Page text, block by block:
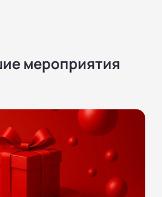
мероприятия